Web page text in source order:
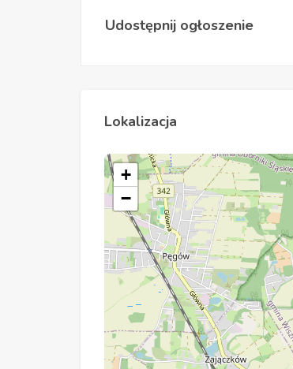
Udostępnij ogłoszenie
Lokalizacja
+
−